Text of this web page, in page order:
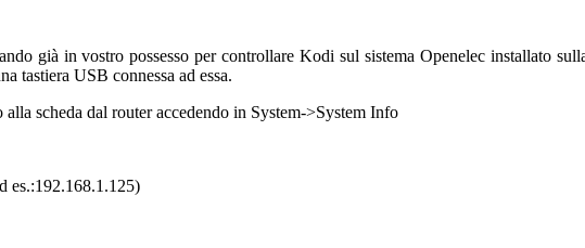
già in vostro possesso per controllare Kodi sul sistema Openelec installato
tastiera USB connessa ad essa.
scheda dal router accedendo in System->System Info
es.:192.168.1.125)